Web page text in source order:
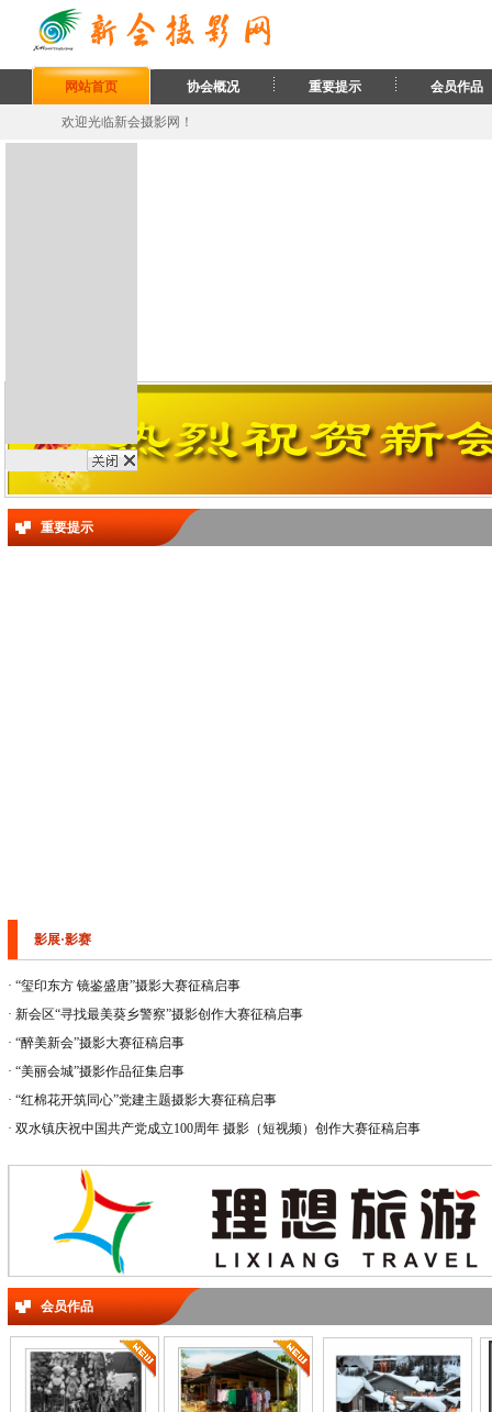
网站首页 协会概况 重要提示 会员作品
欢迎光临新会摄影网！
重要提示
影展·影赛
· “玺印东方 镜鉴盛唐”摄影大赛征稿启事
· 新会区“寻找最美葵乡警察”摄影创作大赛征稿启事
· “醉美新会”摄影大赛征稿启事
· “美丽会城”摄影作品征集启事
· “红棉花开筑同心”党建主题摄影大赛征稿启事
· 双水镇庆祝中国共产党成立100周年 摄影（短视频）创作大赛征稿启事
会员作品